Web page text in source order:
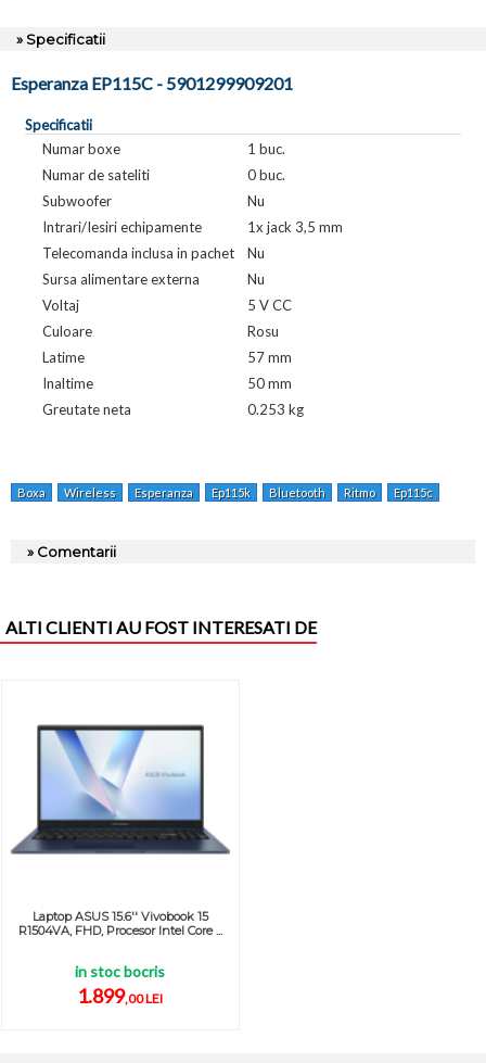
» Specificatii
Esperanza EP115C - 5901299909201
Specificatii
Numar boxe
1 buc.
Numar de sateliti
0 buc.
Subwoofer
Nu
Intrari/Iesiri echipamente
1x jack 3,5 mm
Telecomanda inclusa in pachet
Nu
Sursa alimentare externa
Nu
Voltaj
5 V CC
Culoare
Rosu
Latime
57 mm
Inaltime
50 mm
Greutate neta
0.253 kg
Boxa Wireless Esperanza Ep115k Bluetooth Ritmo Ep115c
» Comentarii
ALTI CLIENTI AU FOST INTERESATI DE
Laptop ASUS 15.6'' Vivobook 15
R1504VA, FHD, Procesor Intel Core ...
in stoc bocris
1.899,00 LEI